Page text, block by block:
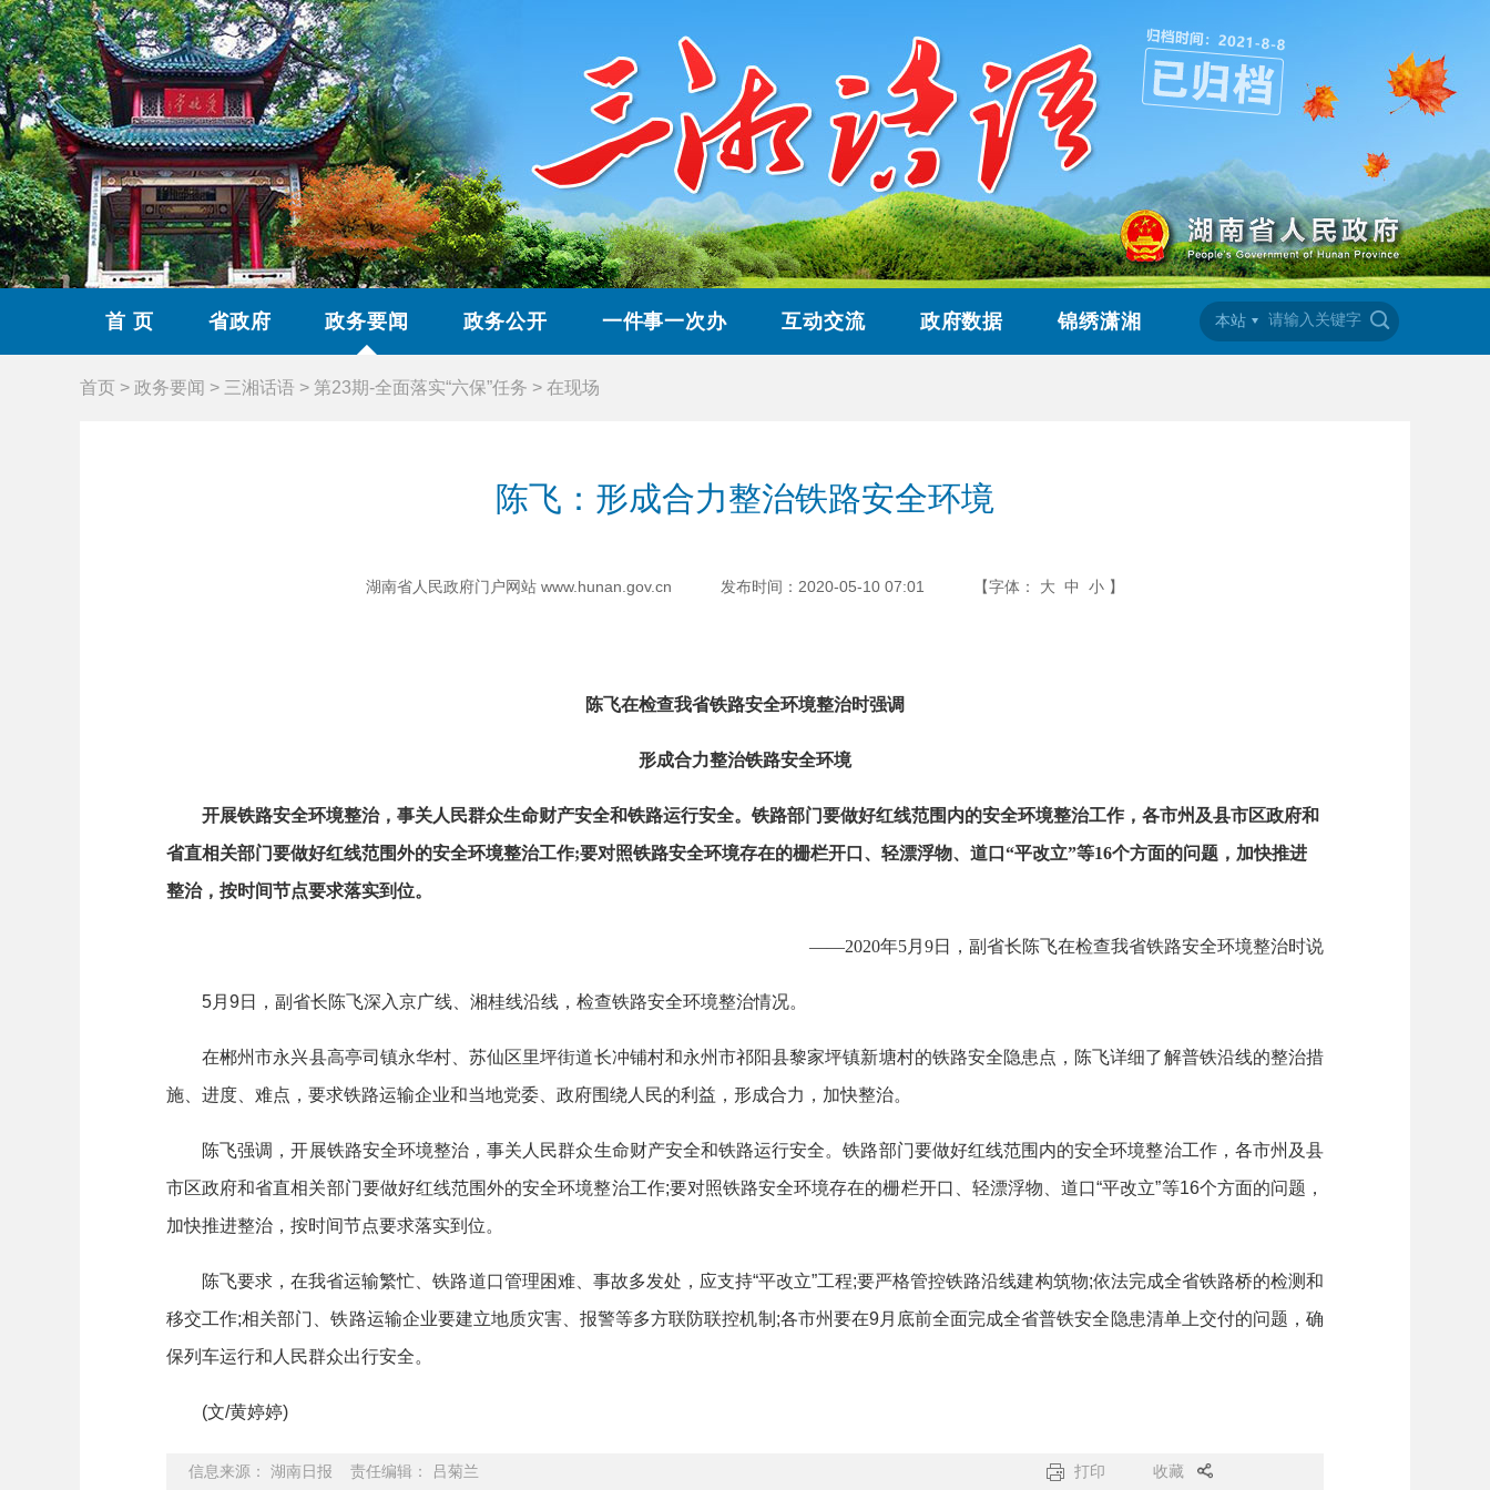
首 页 省政府 政务要闻 政务公开 一件事一次办 互动交流 政府数据 锦绣潇湘 本站
首页 > 政务要闻 > 三湘话语 > 第23期-全面落实“六保”任务 > 在现场
陈飞：形成合力整治铁路安全环境
湖南省人民政府门户网站 www.hunan.gov.cn 发布时间：2020-05-10 07:01 【字体： 大 中 小 】
陈飞在检查我省铁路安全环境整治时强调
形成合力整治铁路安全环境
开展铁路安全环境整治，事关人民群众生命财产安全和铁路运行安全。铁路部门要做好红线范围内的安全环境整治工作，各市州及县市区政府和
省直相关部门要做好红线范围外的安全环境整治工作;要对照铁路安全环境存在的栅栏开口、轻漂浮物、道口“平改立”等16个方面的问题，加快推进
整治，按时间节点要求落实到位。
——2020年5月9日，副省长陈飞在检查我省铁路安全环境整治时说
5月9日，副省长陈飞深入京广线、湘桂线沿线，检查铁路安全环境整治情况。
在郴州市永兴县高亭司镇永华村、苏仙区里坪街道长冲铺村和永州市祁阳县黎家坪镇新塘村的铁路安全隐患点，陈飞详细了解普铁沿线的整治措
施、进度、难点，要求铁路运输企业和当地党委、政府围绕人民的利益，形成合力，加快整治。
陈飞强调，开展铁路安全环境整治，事关人民群众生命财产安全和铁路运行安全。铁路部门要做好红线范围内的安全环境整治工作，各市州及县
市区政府和省直相关部门要做好红线范围外的安全环境整治工作;要对照铁路安全环境存在的栅栏开口、轻漂浮物、道口“平改立”等16个方面的问题，
加快推进整治，按时间节点要求落实到位。
陈飞要求，在我省运输繁忙、铁路道口管理困难、事故多发处，应支持“平改立”工程;要严格管控铁路沿线建构筑物;依法完成全省铁路桥的检测和
移交工作;相关部门、铁路运输企业要建立地质灾害、报警等多方联防联控机制;各市州要在9月底前全面完成全省普铁安全隐患清单上交付的问题，确
保列车运行和人民群众出行安全。
(文/黄婷婷)
信息来源： 湖南日报 责任编辑： 吕菊兰 打印 收藏